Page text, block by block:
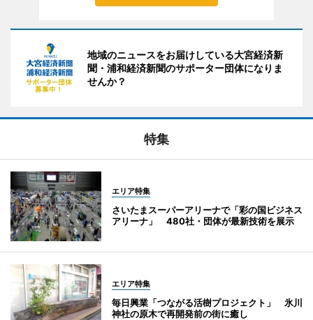
地域のニュースをお届けしている大宮経済新
聞・浦和経済新聞のサポーター団体になりま
せんか？
特集
エリア特集
さいたまスーパーアリーナで「彩の国ビジネス
アリーナ」 480社・団体が最新技術を展示
エリア特集
毎日興業「つながる活樹プロジェクト」 氷川
神社の原木で再開発前の街に癒し